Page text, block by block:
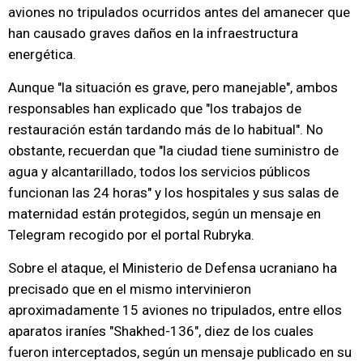
aviones no tripulados ocurridos antes del amanecer que
han causado graves daños en la infraestructura
energética.
Aunque "la situación es grave, pero manejable", ambos
responsables han explicado que "los trabajos de
restauración están tardando más de lo habitual". No
obstante, recuerdan que "la ciudad tiene suministro de
agua y alcantarillado, todos los servicios públicos
funcionan las 24 horas" y los hospitales y sus salas de
maternidad están protegidos, según un mensaje en
Telegram recogido por el portal Rubryka.
Sobre el ataque, el Ministerio de Defensa ucraniano ha
precisado que en el mismo intervinieron
aproximadamente 15 aviones no tripulados, entre ellos
aparatos iraníes "Shakhed-136", diez de los cuales
fueron interceptados, según un mensaje publicado en su